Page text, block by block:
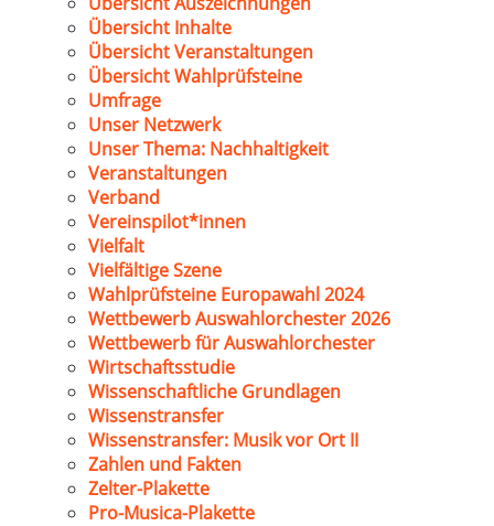
Übersicht Inhalte
Übersicht Veranstaltungen
Übersicht Wahlprüfsteine
Umfrage
Unser Netzwerk
Unser Thema: Nachhaltigkeit
Veranstaltungen
Verband
Vereinspilot*innen
Vielfalt
Vielfältige Szene
Wahlprüfsteine Europawahl 2024
Wettbewerb Auswahlorchester 2026
Wettbewerb für Auswahlorchester
Wirtschaftsstudie
Wissenschaftliche Grundlagen
Wissenstransfer
Wissenstransfer: Musik vor Ort II
Zahlen und Fakten
Zelter-Plakette
Pro-Musica-Plakette